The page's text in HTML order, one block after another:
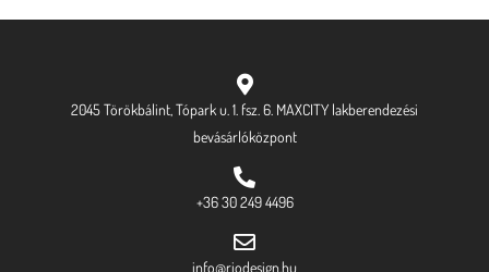
2045 Törökbálint, Tópark u. 1. fsz. 6. MAXCITY lakberendezési
bevásárlóközpont
+36 30 249 4496
info@riodesign.hu